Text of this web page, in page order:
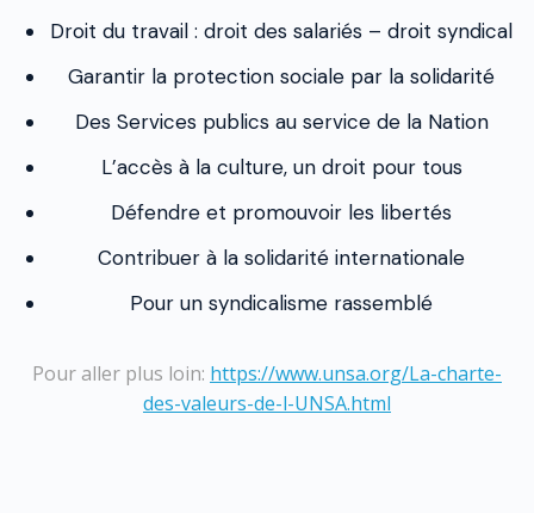
Droit du travail : droit des salariés – droit syndical
Garantir la protection sociale par la solidarité
Des Services publics au service de la Nation
L’accès à la culture, un droit pour tous
Défendre et promouvoir les libertés
Contribuer à la solidarité internationale
Pour un syndicalisme rassemblé
Pour aller plus loin: https://www.unsa.org/La-charte-
des-valeurs-de-l-UNSA.html